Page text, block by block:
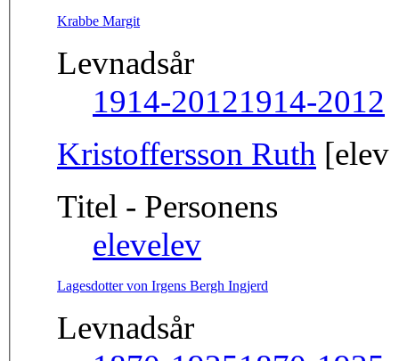
Krabbe Margit
Levnadsår
1914-20121914-2012
Kristoffersson Ruth [elev
Titel - Personens
elevelev
Lagesdotter von Irgens Bergh Ingjerd
Levnadsår